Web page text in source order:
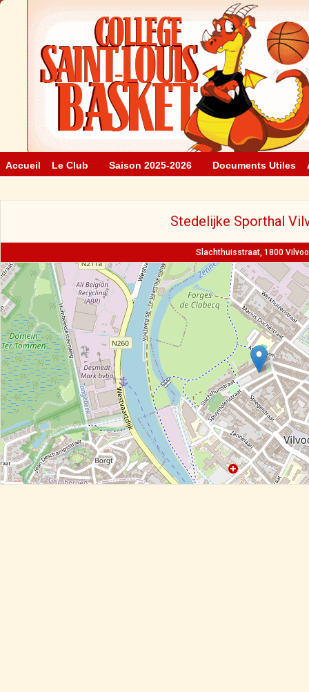
Accueil Le Club Saison 2025-2026 Documents Utiles
Stedelijke Sporthal
Slachthuisstraat, 1800